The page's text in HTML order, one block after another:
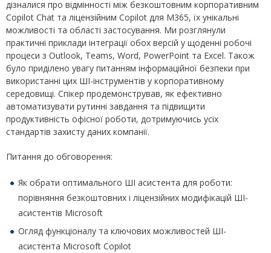
дізналися про відмінності між безкоштовним корпоративним
Copilot Chat та ліцензійним Copilot для M365, їх унікальні
можливості та області застосування. Ми розглянули
практичні приклади інтеграції обох версій у щоденні робочі
процеси з Outlook, Teams, Word, PowerPoint та Excel. Також
було приділено увагу питанням інформаційної безпеки при
використанні цих ШІ-інструментів у корпоративному
середовищі. Спікер продемонстрував, як ефективно
автоматизувати рутинні завдання та підвищити
продуктивність офісної роботи, дотримуючись усіх
стандартів захисту даних компанії.
Питання до обговорення:
Як обрати оптимального ШІ асистента для роботи:
порівняння безкоштовних і ліцензійних модифікацій ШІ-
асистентів Microsoft
Огляд функціоналу та ключових можливостей ШІ-
асистента Microsoft Copilot